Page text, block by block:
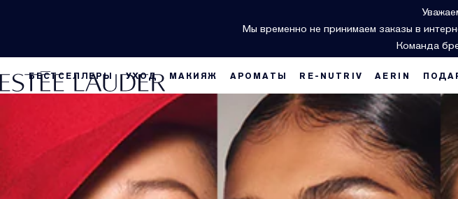
Мы временно не принимаем заказы в
Команда
БЕСТСЕЛЛЕРЫ УХОД МАКИЯЖ АРОМАТЫ RE-NUTRIV AERIN